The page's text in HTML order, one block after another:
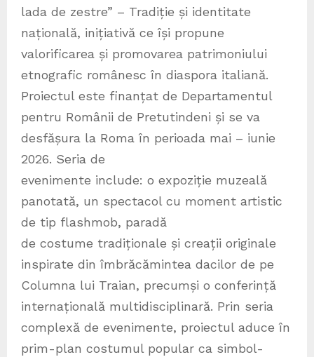
lada de zestre” – Tradiție și identitate
națională, inițiativă ce își propune
valorificarea și promovarea patrimoniului
etnografic românesc în diaspora italiană.
Proiectul este finanțat de Departamentul
pentru Românii de Pretutindeni și se va
desfășura la Roma în perioada mai – iunie
2026. Seria de
evenimente include: o expoziție muzeală
panotată, un spectacol cu moment artistic
de tip flashmob, paradă
de costume tradiționale și creații originale
inspirate din îmbrăcămintea dacilor de pe
Columna lui Traian, precumși o conferință
internațională multidisciplinară. Prin seria
complexă de evenimente, proiectul aduce în
prim-plan costumul popular ca simbol-